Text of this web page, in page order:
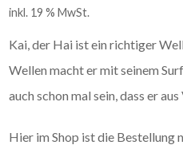
inkl. 19 % MwSt.
Kai, der Hai ist ein richtiger
Wellen macht er mit seinem
auch schon mal sein, dass er
Hier im Shop ist die Bestellung